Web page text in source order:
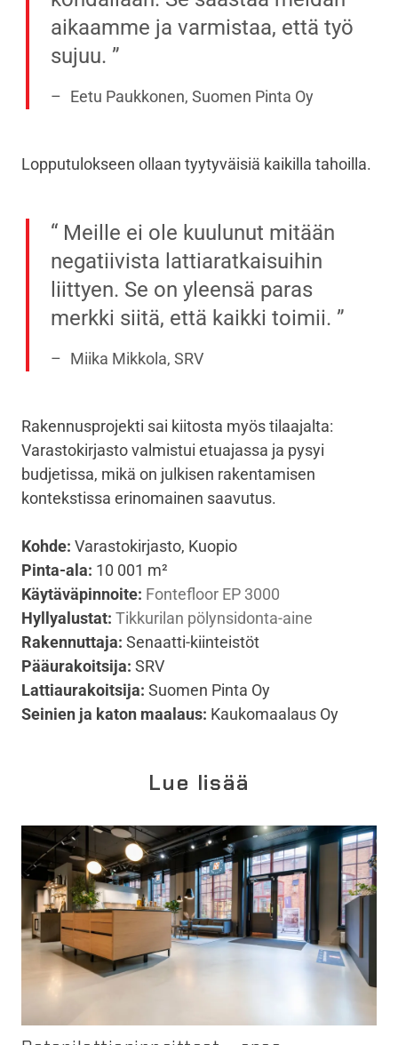
aikaamme ja varmistaa, että työ
sujuu.
Eetu Paukkonen, Suomen Pinta Oy
Lopputulokseen ollaan tyytyväisiä kaikilla tahoilla.
Meille ei ole kuulunut mitään
negatiivista lattiaratkaisuihin
liittyen. Se on yleensä paras
merkki siitä, että kaikki toimii.
Miika Mikkola, SRV
Rakennusprojekti sai kiitosta myös tilaajalta:
Varastokirjasto valmistui etuajassa ja pysyi
budjetissa, mikä on julkisen rakentamisen
kontekstissa erinomainen saavutus.
Kohde: Varastokirjasto, Kuopio
Pinta-ala: 10 001 m²
Käytäväpinnoite: Fontefloor EP 3000
Hyllyalustat: Tikkurilan pölynsidonta-aine
Rakennuttaja: Senaatti-kiinteistöt
Pääurakoitsija: SRV
Lattiaurakoitsija: Suomen Pinta Oy
Seinien ja katon maalaus: Kaukomaalaus Oy
Lue lisää